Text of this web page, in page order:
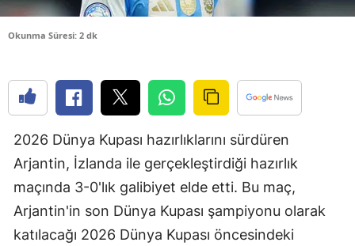
Diyarbakır
Edirne
Okunma Süresi: 2 dk
2026 Dünya Kupası hazırlıklarını sürdüren
Arjantin, İzlanda ile gerçekleştirdiği hazırlık
maçında 3-0'lık galibiyet elde etti. Bu maç,
Arjantin'in son Dünya Kupası şampiyonu olarak
katılacağı 2026 Dünya Kupası öncesindeki